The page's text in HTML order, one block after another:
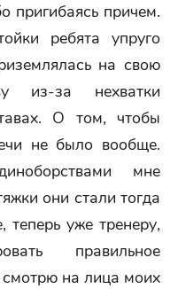
пригибаясь причем.
ребята упруго
на свою
из-за нехватки
О том, чтобы
не было вообще.
мне
они стали тогда
теперь уже тренеру,
правильное
на лица моих